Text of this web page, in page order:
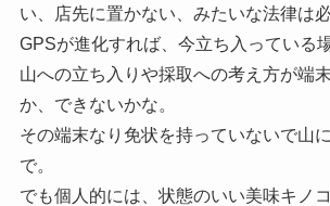
い、店先に置かない、みたいな法律は必
GPSが進化すれば、今立ち入っている
山への立ち入りや採取への考え方が端
か、できないかな。
その端末なり免状を持っていないで山
で。
でも個人的には、状態のいい美味キノ